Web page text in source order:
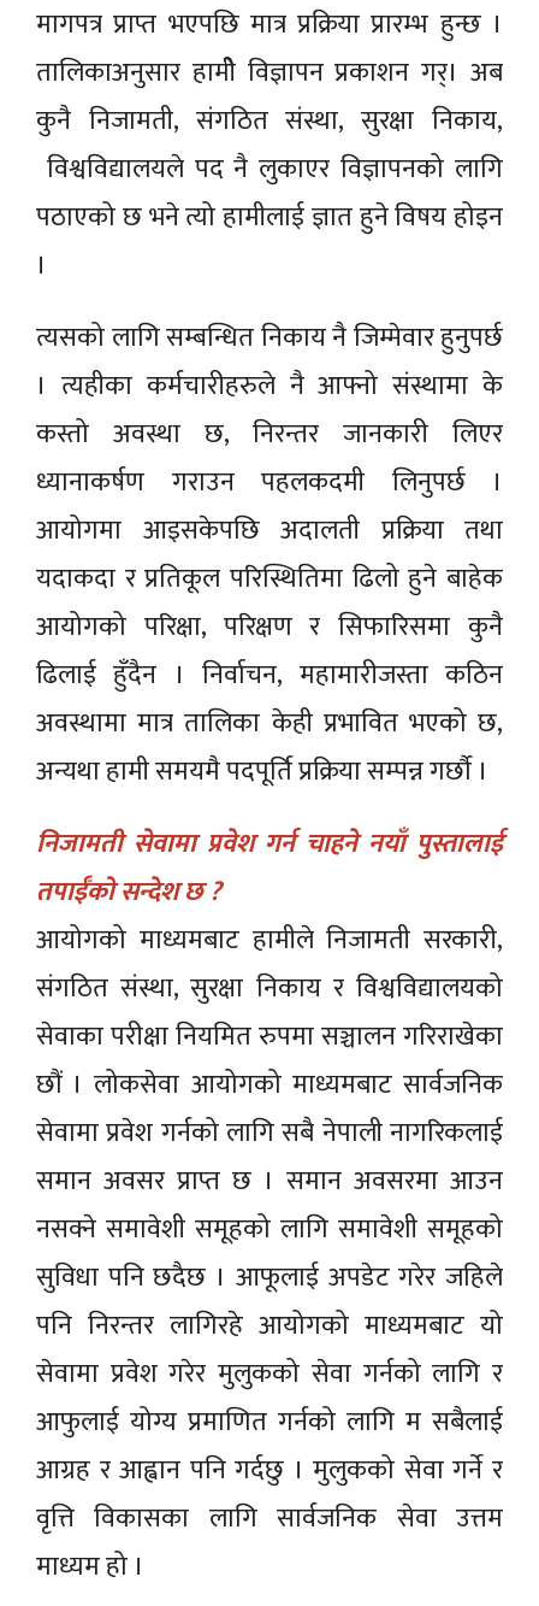
मागपत्र प्राप्त भएपछि मात्र प्रक्रिया प्रारम्भ हुन्छ ।
तालिकाअनुसार हामीे विज्ञापन प्रकाशन गर्। अब
कुनै निजामती, संगठित संस्था, सुरक्षा निकाय,
विश्वविद्यालयले पद नै लुकाएर विज्ञापनको लागि
पठाएको छ भने त्यो हामीलाई ज्ञात हुने विषय होइन
।
त्यसको लागि सम्बन्धित निकाय नै जिम्मेवार हुनुपर्छ
। त्यहीका कर्मचारीहरुले नै आफ्नो संस्थामा के
कस्तो अवस्था छ, निरन्तर जानकारी लिएर
ध्यानाकर्षण गराउन पहलकदमी लिनुपर्छ ।
आयोगमा आइसकेपछि अदालती प्रक्रिया तथा
यदाकदा र प्रतिकूल परिस्थितिमा ढिलो हुने बाहेक
आयोगको परिक्षा, परिक्षण र सिफारिसमा कुनै
ढिलाई हुँदैन । निर्वाचन, महामारीजस्ता कठिन
अवस्थामा मात्र तालिका केही प्रभावित भएको छ,
अन्यथा हामी समयमै पदपूर्ति प्रक्रिया सम्पन्न गर्छाै ।
निजामती सेवामा प्रवेश गर्न चाहने नयाँ पुस्तालाई
तपाईँको सन्देश छ ?
आयोगको माध्यमबाट हामीले निजामती सरकारी,
संगठित संस्था, सुरक्षा निकाय र विश्वविद्यालयको
सेवाका परीक्षा नियमित रुपमा सञ्चालन गरिराखेका
छौं । लोकसेवा आयोगको माध्यमबाट सार्वजनिक
सेवामा प्रवेश गर्नको लागि सबै नेपाली नागरिकलाई
समान अवसर प्राप्त छ । समान अवसरमा आउन
नसक्ने समावेशी समूहको लागि समावेशी समूहको
सुविधा पनि छदैछ । आफूलाई अपडेट गरेर जहिले
पनि निरन्तर लागिरहे आयोगको माध्यमबाट यो
सेवामा प्रवेश गरेर मुलुकको सेवा गर्नको लागि र
आफुलाई योग्य प्रमाणित गर्नको लागि म सबैलाई
आग्रह र आह्वान पनि गर्दछु । मुलुकको सेवा गर्ने र
वृत्ति विकासका लागि सार्वजनिक सेवा उत्तम
माध्यम हो ।